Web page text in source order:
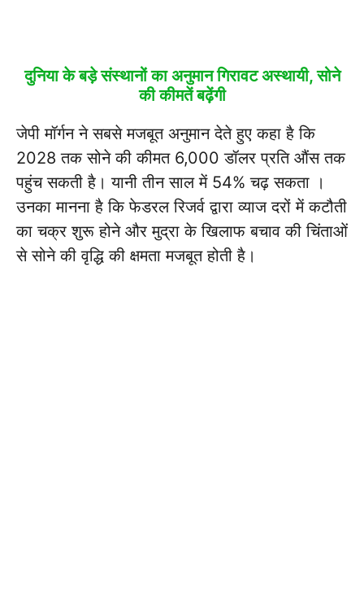
दुनिया के बड़े संस्थानों का अनुमान गिरावट अस्थायी, सोने
की कीमतें बढ़ेंगी
जेपी मॉर्गन ने सबसे मजबूत अनुमान देते हुए कहा है कि
2028 तक सोने की कीमत 6,000 डॉलर प्रति औंस तक
पहुंच सकती है। यानी तीन साल में 54% चढ़ सकता ।
उनका मानना है कि फेडरल रिजर्व द्वारा व्याज दरों में कटौती
का चक्र शुरू होने और मुद्रा के खिलाफ बचाव की चिंताओं
से सोने की वृद्धि की क्षमता मजबूत होती है।